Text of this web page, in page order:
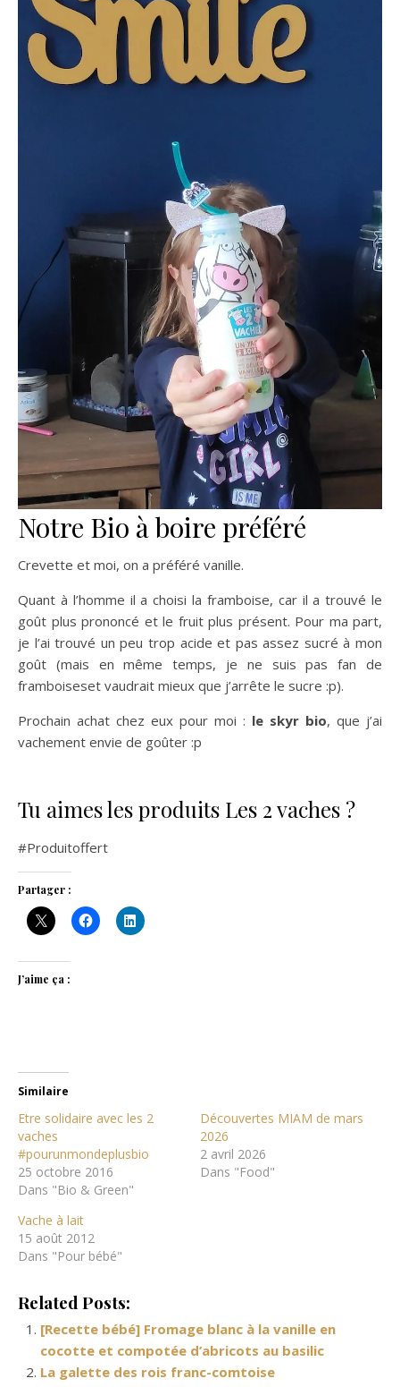
Notre Bio à boire préféré
Crevette et moi, on a préféré vanille.
Quant à l’homme il a choisi la framboise, car il a trouvé le
goût plus prononcé et le fruit plus présent. Pour ma part,
je l’ai trouvé un peu trop acide et pas assez sucré à mon
goût (mais en même temps, je ne suis pas fan de
framboiseset vaudrait mieux que j’arrête le sucre :p).
Prochain achat chez eux pour moi : le skyr bio, que j’ai
vachement envie de goûter :p
Tu aimes les produits Les 2 vaches ?
#Produitoffert
Partager :
J’aime ça :
Similaire
Etre solidaire avec les 2
vaches
#pourunmondeplusbio
25 octobre 2016
Dans "Bio & Green"
Découvertes MIAM de mars
2026
2 avril 2026
Dans "Food"
Vache à lait
15 août 2012
Dans "Pour bébé"
Related Posts:
[Recette bébé] Fromage blanc à la vanille en
cocotte et compotée d’abricots au basilic
La galette des rois franc-comtoise